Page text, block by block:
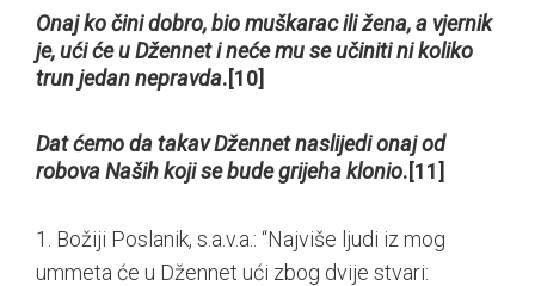
Onaj ko čini dobro, bio muškarac ili žena, a vjernik
je, ući će u Džennet i neće mu se učiniti ni koliko
trun jedan nepravda.[10]
Dat ćemo da takav Džennet naslijedi onaj od
robova Naših koji se bude grijeha klonio.[11]
1. Božiji Poslanik, s.a.v.a.: “Najviše ljudi iz mog
ummeta će u Džennet ući zbog dvije stvari: